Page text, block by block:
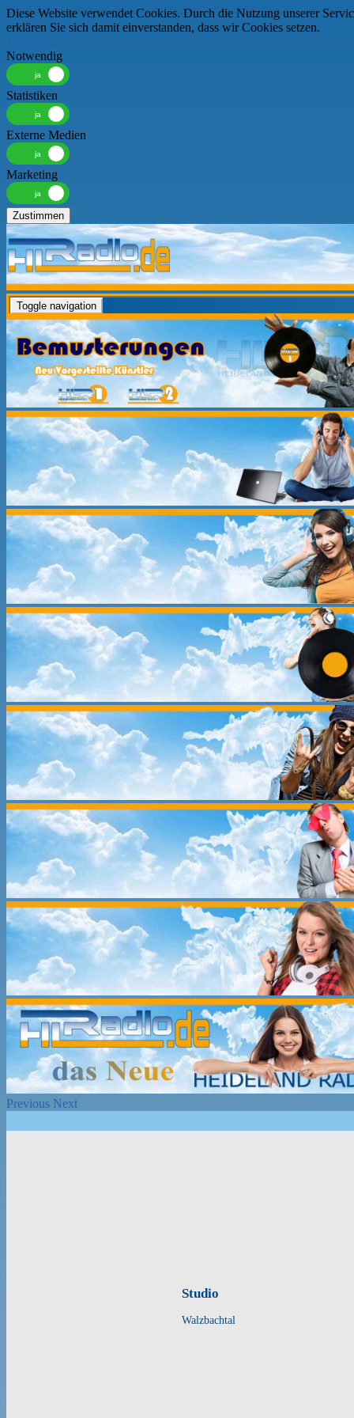
Diese Website verwendet Cookies. Durch die Nutzung unserer
erklären Sie sich damit einverstanden, dass wir Cookies setzen.
Notwendig
Statistiken
Externe Medien
Marketing
Zustimmen
Toggle navigation
Previous Next
Studio
Walzbachtal